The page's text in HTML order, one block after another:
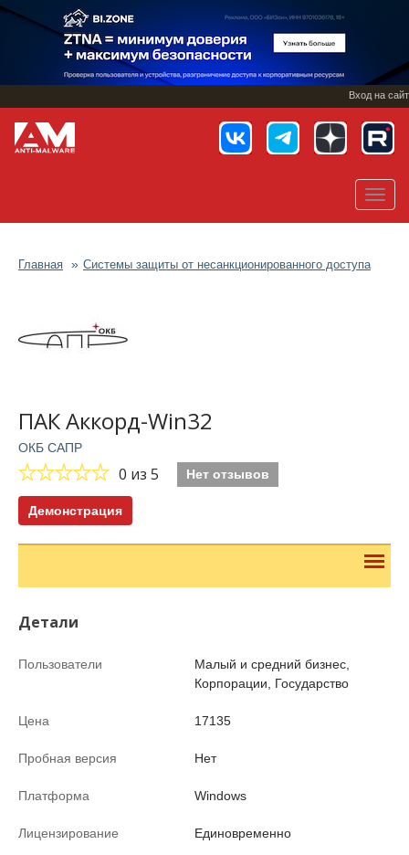
Перейти
основному
Вход на сайт
Главная Системы защиты от несанкционированного доступа
ПАК Аккорд-Win32
ОКБ САПР
0 из 5 Нет отзывов
Демонстрация
Детали
Пользователи
Малый и средний бизнес,
Корпорации, Государство
Цена 17135
Пробная версия Нет
Платформа Windows
Лицензирование Единовременно